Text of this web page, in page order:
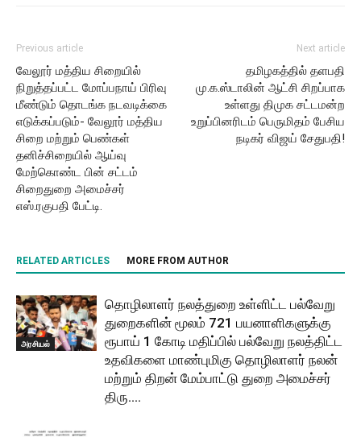
Previous article
வேலூர் மத்திய சிறையில்
நிறுத்தப்பட்ட மோப்பநாய் பிரிவு
மீண்டும் தொடங்க நடவடிக்கை
எடுக்கப்படும்- வேலூர் மத்திய
சிறை மற்றும் பெண்கள்
தனிச்சிறையில் ஆய்வு
மேற்கொண்ட பின் சட்டம்
சிறைதுறை அமைச்சர்
எஸ்.ரகுபதி பேட்டி.
Next article
தமிழகத்தில் தளபதி
மு.க.ஸ்டாலின் ஆட்சி சிறப்பாக
உள்ளது திமுக சட்டமன்ற
உறுப்பினரிடம் பெருமிதம் பேசிய
நடிகர் விஜய் சேதுபதி!
RELATED ARTICLES MORE FROM AUTHOR
அரசியல்
தொழிலாளர் நலத்துறை உள்ளிட்ட பல்வேறு
துறைகளின் மூலம் 721 பயனாளிகளுக்கு
ரூபாய் 1 கோடி மதிப்பில் பல்வேறு நலத்திட்ட
உதவிகளை மாண்புமிகு தொழிலாளர் நலன்
மற்றும் திறன் மேம்பாட்டு துறை அமைச்சர்
திரு....